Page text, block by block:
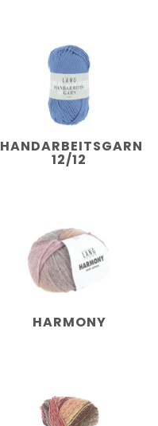
HANDARBEITSGARN
12/12
HARMONY